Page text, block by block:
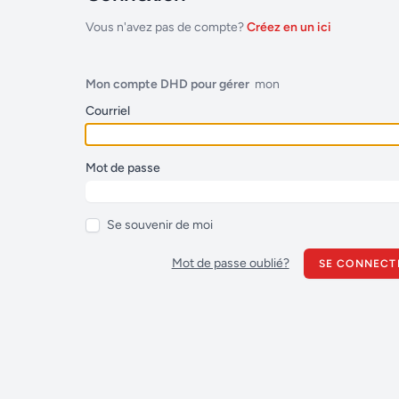
Vous n'avez pas de compte?Créez en un ici
Mon compte DHD pour gérer mon équ
Courriel
Mot de passe
Se souvenir de moi
Mot de passe oublié? SE